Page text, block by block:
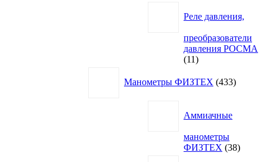
Реле давления,
преобразователи
давления РОСМА
1111
Манометры ФИЗТЕХ 433товара
Аммиачные
манометры
ФИЗТЕХ 3838